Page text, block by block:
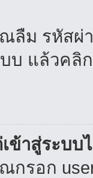
ลืม รหัสผ่
บ แล้วค
ข้าสู่ระบบ
รอก